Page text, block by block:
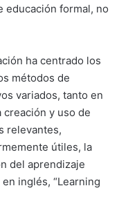
educación formal, no
ha centrado los
métodos de
variados, tanto en
y uso de
relevantes,
útiles, la
del aprendizaje
inglés, “Learning